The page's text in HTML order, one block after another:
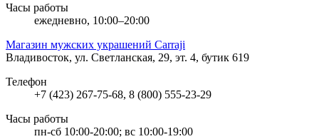
Часы работы
ежедневно, 10:00–20:00
Магазин мужских украшений Carraji
Владивосток, ул. Светланская, 29, эт. 4, бутик 619
Телефон
+7 (423) 267-75-68, 8 (800) 555-23-29
Часы работы
пн-сб 10:00-20:00; вс 10:00-19:00